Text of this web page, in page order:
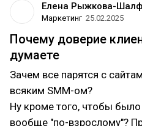
Елена Рыжкова-
Маркетинг 25.02.2025
Почему доверие
думаете
Зачем все парятся с
всяким SMM-ом?
Ну кроме того, чтобы
вообще "по-взрослому"?